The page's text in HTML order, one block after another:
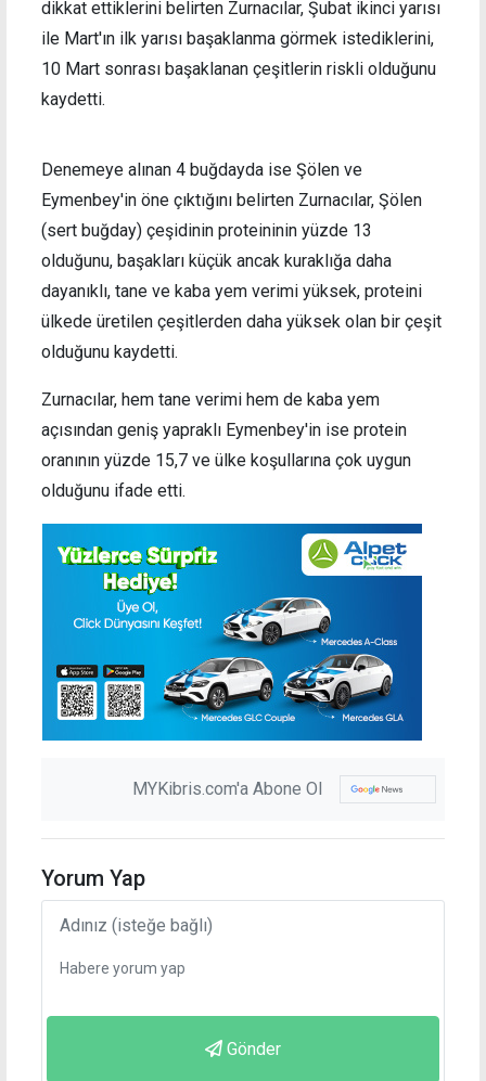
dikkat ettiklerini belirten Zurnacılar, Şubat ikinci yarısı
ile Mart'ın ilk yarısı başaklanma görmek istediklerini,
10 Mart sonrası başaklanan çeşitlerin riskli olduğunu
kaydetti.
Denemeye alınan 4 buğdayda ise Şölen ve
Eymenbey'in öne çıktığını belirten Zurnacılar, Şölen
(sert buğday) çeşidinin proteininin yüzde 13
olduğunu, başakları küçük ancak kuraklığa daha
dayanıklı, tane ve kaba yem verimi yüksek, proteini
ülkede üretilen çeşitlerden daha yüksek olan bir çeşit
olduğunu kaydetti.
Zurnacılar, hem tane verimi hem de kaba yem
açısından geniş yapraklı Eymenbey'in ise protein
oranının yüzde 15,7 ve ülke koşullarına çok uygun
olduğunu ifade etti.
MYKibris.com'a Abone Ol
Yorum Yap
Gönder